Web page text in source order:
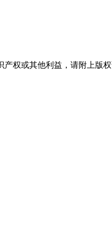
权或其他利益，请附上版